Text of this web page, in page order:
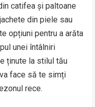
catifea și paltoane
din piele sau
opțiuni pentru a arăta
unei întâlniri
ținute la stilul tău
face să te simți
rece.